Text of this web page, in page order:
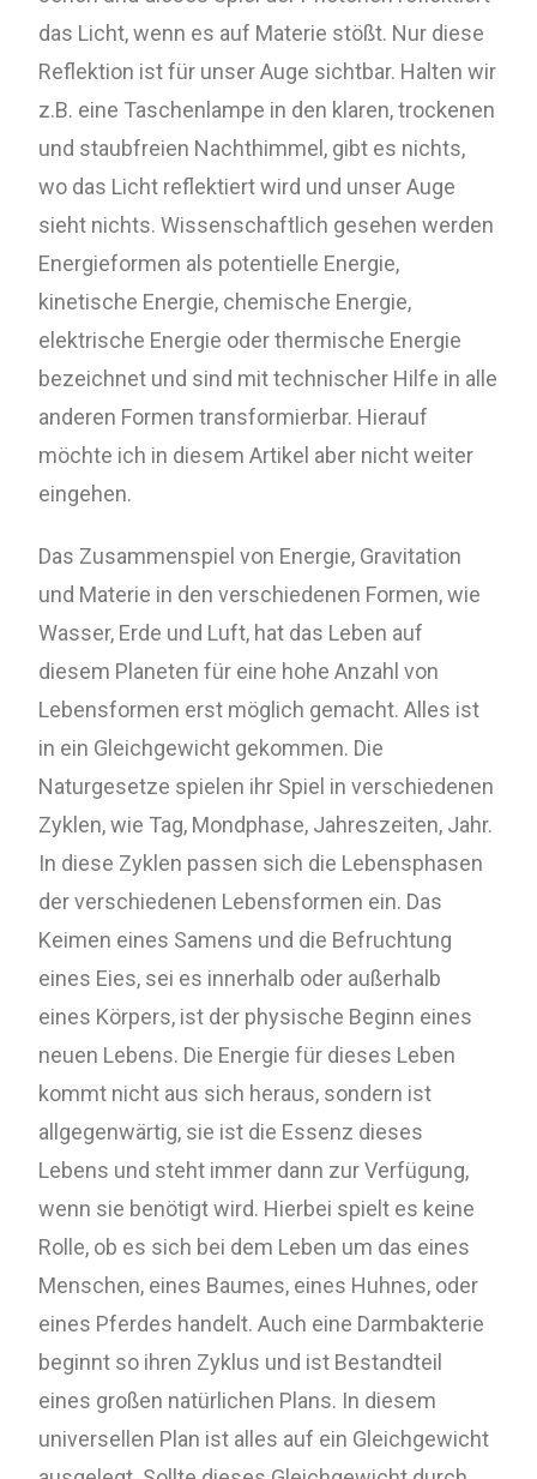
das Licht, wenn es auf Materie stößt. Nur diese
Reflektion ist für unser Auge sichtbar. Halten wir
z.B. eine Taschenlampe in den klaren, trockenen
und staubfreien Nachthimmel, gibt es nichts,
wo das Licht reflektiert wird und unser Auge
sieht nichts. Wissenschaftlich gesehen werden
Energieformen als potentielle Energie,
kinetische Energie, chemische Energie,
elektrische Energie oder thermische Energie
bezeichnet und sind mit technischer Hilfe in alle
anderen Formen transformierbar. Hierauf
möchte ich in diesem Artikel aber nicht weiter
eingehen.
Das Zusammenspiel von Energie, Gravitation
und Materie in den verschiedenen Formen, wie
Wasser, Erde und Luft, hat das Leben auf
diesem Planeten für eine hohe Anzahl von
Lebensformen erst möglich gemacht. Alles ist
in ein Gleichgewicht gekommen. Die
Naturgesetze spielen ihr Spiel in verschiedenen
Zyklen, wie Tag, Mondphase, Jahreszeiten, Jahr.
In diese Zyklen passen sich die Lebensphasen
der verschiedenen Lebensformen ein. Das
Keimen eines Samens und die Befruchtung
eines Eies, sei es innerhalb oder außerhalb
eines Körpers, ist der physische Beginn eines
neuen Lebens. Die Energie für dieses Leben
kommt nicht aus sich heraus, sondern ist
allgegenwärtig, sie ist die Essenz dieses
Lebens und steht immer dann zur Verfügung,
wenn sie benötigt wird. Hierbei spielt es keine
Rolle, ob es sich bei dem Leben um das eines
Menschen, eines Baumes, eines Huhnes, oder
eines Pferdes handelt. Auch eine Darmbakterie
beginnt so ihren Zyklus und ist Bestandteil
eines großen natürlichen Plans. In diesem
universellen Plan ist alles auf ein Gleichgewicht